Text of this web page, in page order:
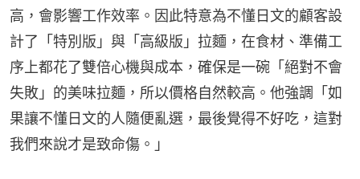
高，會影響工作效率。因此特意為不懂日文的顧客設
計了「特別版」與「高級版」拉麵，在食材、準備工
序上都花了雙倍心機與成本，確保是一碗「絕對不會
失敗」的美味拉麵，所以價格自然較高。他強調「如
果讓不懂日文的人隨便亂選，最後覺得不好吃，這對
我們來說才是致命傷。」